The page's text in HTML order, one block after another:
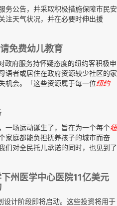
务公告，并采取积极措施保障市民安
注天气状况，并在必要时伸出援
免费幼儿教育
政府服务持怀疑态度的纽约客积极申
语者或居住在政府资源较少社区的家
机会。「这些资源属于每一位纽约
一场运动诞生了，旨在为一个每个纽
家庭都能负担抚养孩子的城市而奋
们对全民托儿承诺的同时，也见到了
州医学中心医院11亿美元
设计阶段即将启动。这些投资将用于